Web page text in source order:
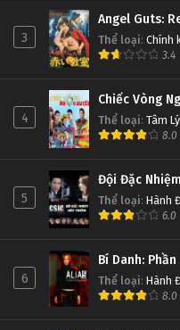
3
Angel Guts:
Thể loại: Chính
3.4
4
Chiếc Vòng
Thể loại: Tâm Lý
8.0
5
Đội Đặc
Thể loại: Hành
6.0
6
Bí Danh: Phần
Thể loại: Hành
8.0